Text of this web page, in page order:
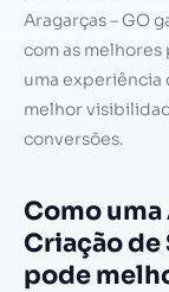
Aragarças – GO
com as melhores
uma experiência
melhor
conversões.
Como
Criação de
pode